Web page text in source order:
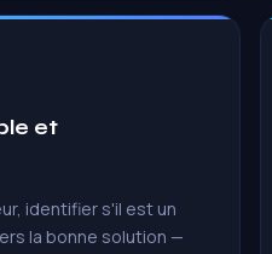
et
identifier s'il est un
la bonne solution —